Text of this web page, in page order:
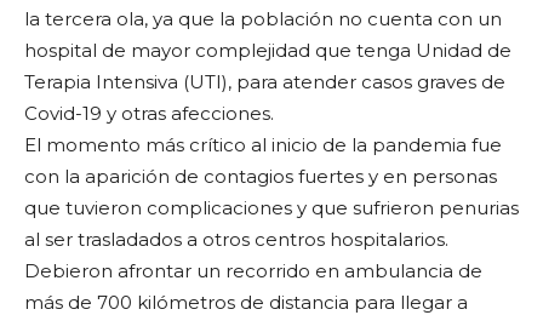
la tercera ola, ya que la población no cuenta con un
hospital de mayor complejidad que tenga Unidad de
Terapia Intensiva (UTI), para atender casos graves de
Covid-19 y otras afecciones.
El momento más crítico al inicio de la pandemia fue
con la aparición de contagios fuertes y en personas
que tuvieron complicaciones y que sufrieron penurias
al ser trasladados a otros centros hospitalarios.
Debieron afrontar un recorrido en ambulancia de
más de 700 kilómetros de distancia para llegar a